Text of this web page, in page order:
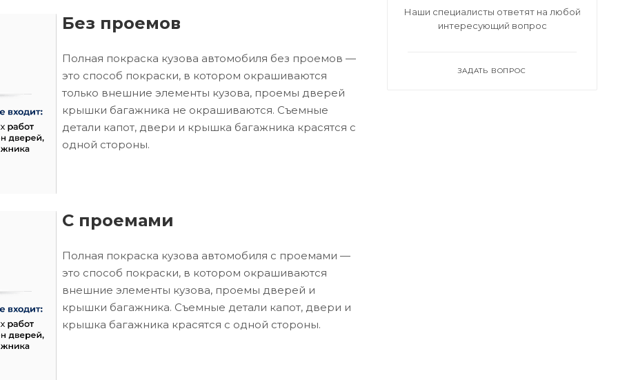
Без проемов
Полная покраска кузова автомобиля без проемов —
это способ покраски, в котором окрашиваются
только внешние элементы кузова, проемы дверей
крышки багажника не окрашиваются. Съемные
детали капот, двери и крышка багажника красятся с
одной стороны.
С проемами
Полная покраска кузова автомобиля с проемами —
это способ покраски, в котором окрашиваются
внешние элементы кузова, проемы дверей и
крышки багажника. Съемные детали капот, двери и
крышка багажника красятся с одной стороны.
Наши специалисты ответят на любой
интересующий вопрос
ЗАДАТЬ ВОПРОС